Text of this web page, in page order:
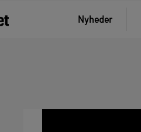
Nyheder